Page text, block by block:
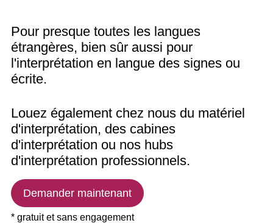
Pour presque toutes les langues
étrangères, bien sûr aussi pour
l'interprétation en langue des signes ou
écrite.
Louez également chez nous du matériel
d'interprétation, des cabines
d'interprétation ou nos hubs
d'interprétation professionnels.
Demander maintenant
* gratuit et sans engagement